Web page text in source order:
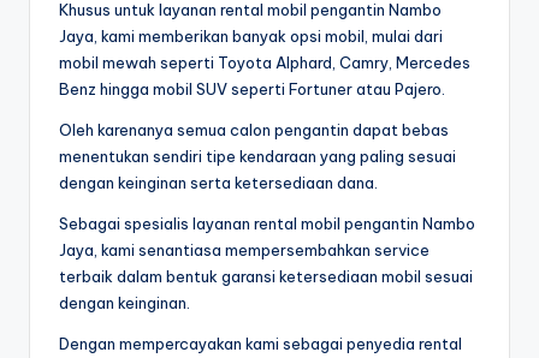
Khusus untuk layanan rental mobil pengantin Nambo
Jaya, kami memberikan banyak opsi mobil, mulai dari
mobil mewah seperti Toyota Alphard, Camry, Mercedes
Benz hingga mobil SUV seperti Fortuner atau Pajero.
Oleh karenanya semua calon pengantin dapat bebas
menentukan sendiri tipe kendaraan yang paling sesuai
dengan keinginan serta ketersediaan dana.
Sebagai spesialis layanan rental mobil pengantin Nambo
Jaya, kami senantiasa mempersembahkan service
terbaik dalam bentuk garansi ketersediaan mobil sesuai
dengan keinginan.
Dengan mempercayakan kami sebagai penyedia rental